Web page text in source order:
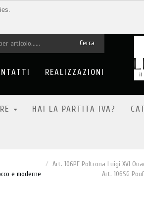
Cerca
REALIZZAZIONI
HAI LA PARTITA IVA?
e moderne
Art. 106PF Poltrona Luigi XVI
Art. 106SG